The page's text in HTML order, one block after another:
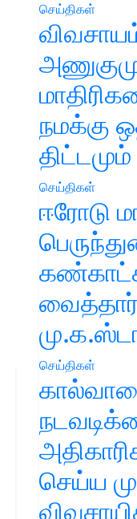
செய்திகள்
நமக்கு
செய்திகள்
ஈரோடு
செய்திகள்
செய்ய